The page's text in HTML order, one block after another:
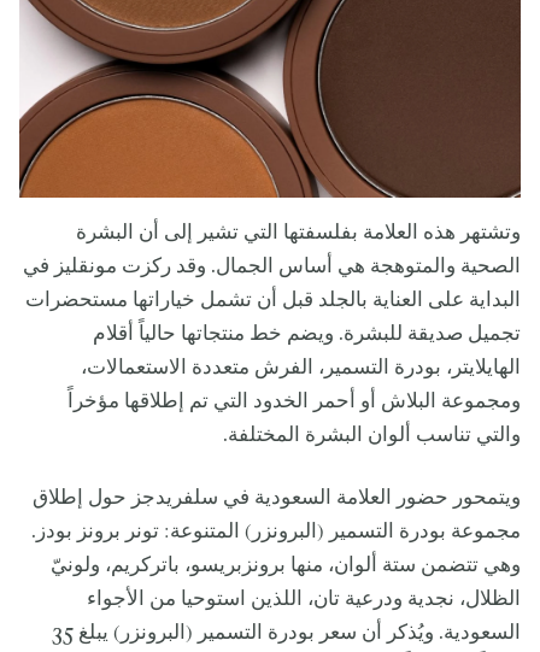
وتشتهر هذه العلامة بفلسفتها التي تشير إلى أن البشرة
الصحية والمتوهجة هي أساس الجمال. وقد ركزت مونقليز في
البداية على العناية بالجلد قبل أن تشمل خياراتها مستحضرات
تجميل صديقة للبشرة. ويضم خط منتجاتها حالياً أقلام
الهايلايتر، بودرة التسمير، الفرش متعددة الاستعمالات،
ومجموعة البلاش أو أحمر الخدود التي تم إطلاقها مؤخراً
والتي تناسب ألوان البشرة المختلفة.
ويتمحور حضور العلامة السعودية في سلفريدجز حول إطلاق
مجموعة بودرة التسمير (البرونزر) المتنوعة: تونر برونز بودز.
وهي تتضمن ستة ألوان، منها برونزبريسو، باتركريم، ولونيّ
الظلال، نجدية ودرعية تان، اللذين استوحيا من الأجواء
السعودية. ويُذكر أن سعر بودرة التسمير (البرونزر) يبلغ 35